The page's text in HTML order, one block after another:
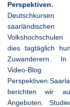
Perspektiven.
saarländischen
dies tagtäglich
Zuwanderern. In
Video-Blog
berichten wir
Angeboten.